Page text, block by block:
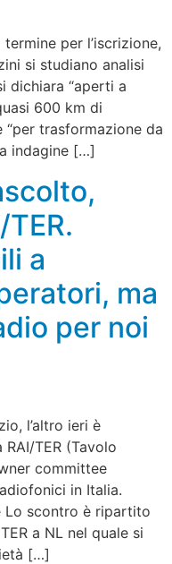
per l’iscrizione,
si studiano analisi
dichiara “aperti a
600 km di
“per trasformazione da
indagine […]
a
ma
per noi
l’altro ieri è
TER (Tavolo
committee
in Italia.
Lo scontro è ripartito
a NL nel quale si
[…]